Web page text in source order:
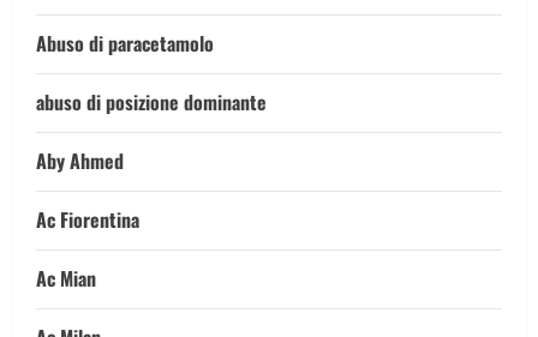
Abuso di paracetamolo
abuso di posizione dominante
Aby Ahmed
Ac Fiorentina
Ac Mian